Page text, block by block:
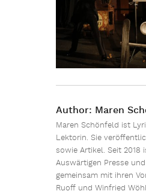
Author: Maren
Maren Schönfeld ist
Lektorin. Sie
sowie Artikel. Seit 2018
Auswärtigen Presse
gemeinsam mit ihren
Ruoff und Winfried